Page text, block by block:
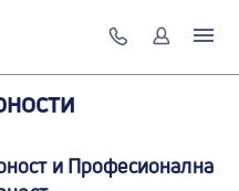
и Професионална